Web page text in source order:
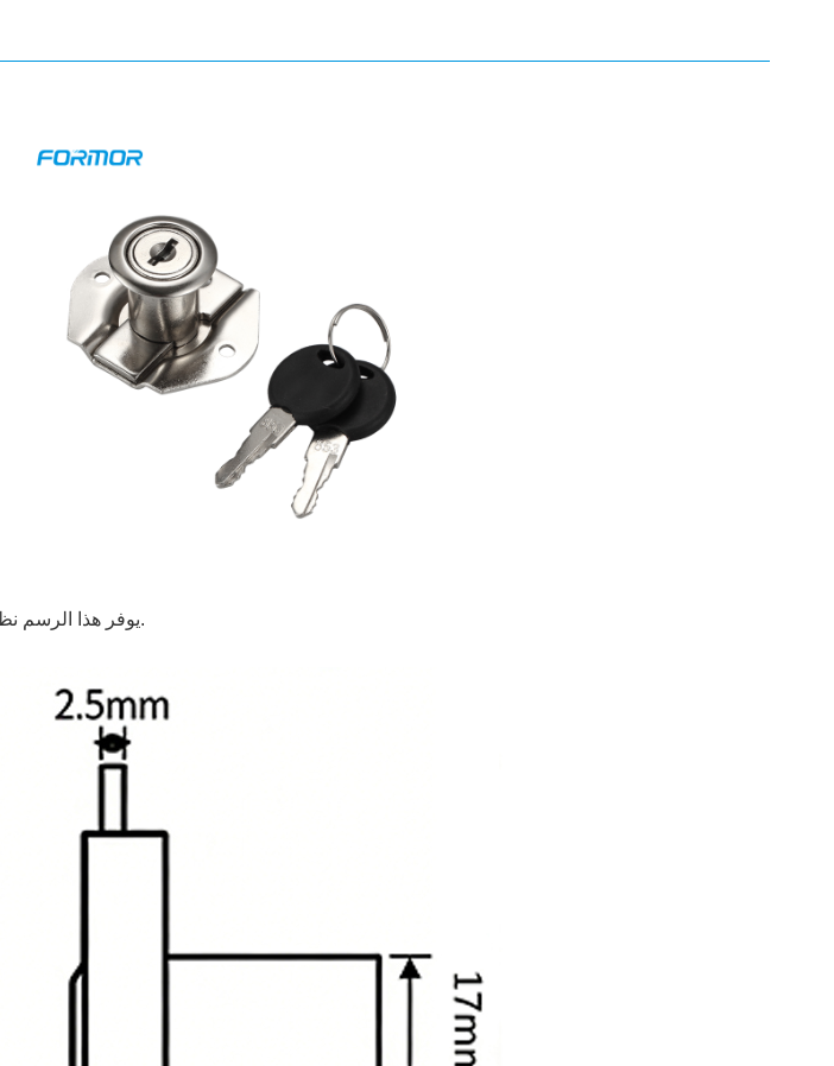
يوفر هذا الرسم نظرة عامة كاملة على مواضع التركيب وأبعاد المنتج، مما يجعل عملية التركيب أسهل وأكثر دقة.